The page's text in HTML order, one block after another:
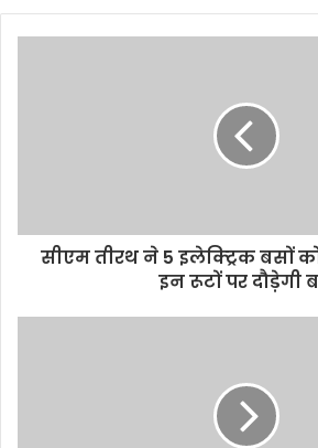
सीएम तीरथ ने 5 इलेक्ट्रिक बसों
इन रूटों पर दौड़ेगी